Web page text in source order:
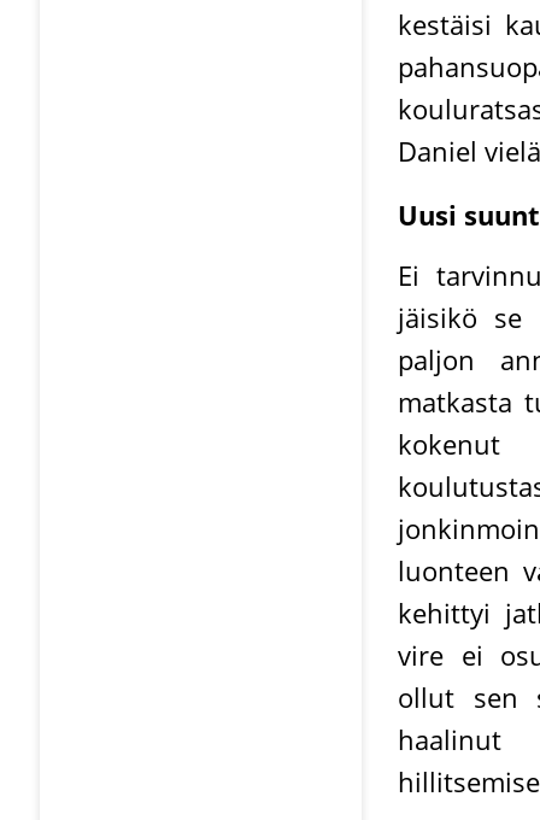
kestäisi
Daniel
Uusi
Ei
jäisikö se
paljon
matkasta
kokenut
luonteen
kehittyi
vire ei
ollut sen
haalinut